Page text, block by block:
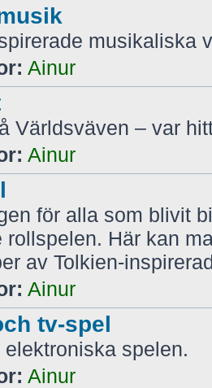
musikaliska
Ainur
Världsväven – var
Ainur
för alla som blivit
rollspelen. Här kan
av Tolkien-
Ainur
tv-spel
elektroniska spelen.
Ainur